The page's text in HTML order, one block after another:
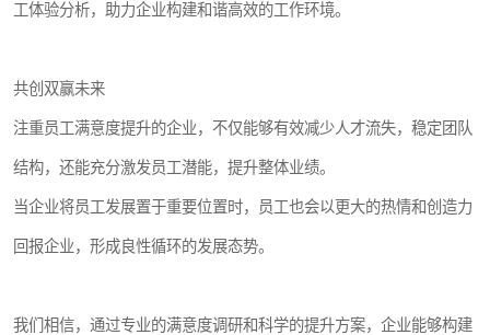
工体验分析，助力企业构建和谐高效的工作环境。
共创双赢未来
注重员工满意度提升的企业，不仅能够有效减少人才流失，稳定团队
结构，还能充分激发员工潜能，提升整体业绩。
当企业将员工发展置于重要位置时，员工也会以更大的热情和创造力
回报企业，形成良性循环的发展态势。
我们相信，通过专业的满意度调研和科学的提升方案，企业能够构建